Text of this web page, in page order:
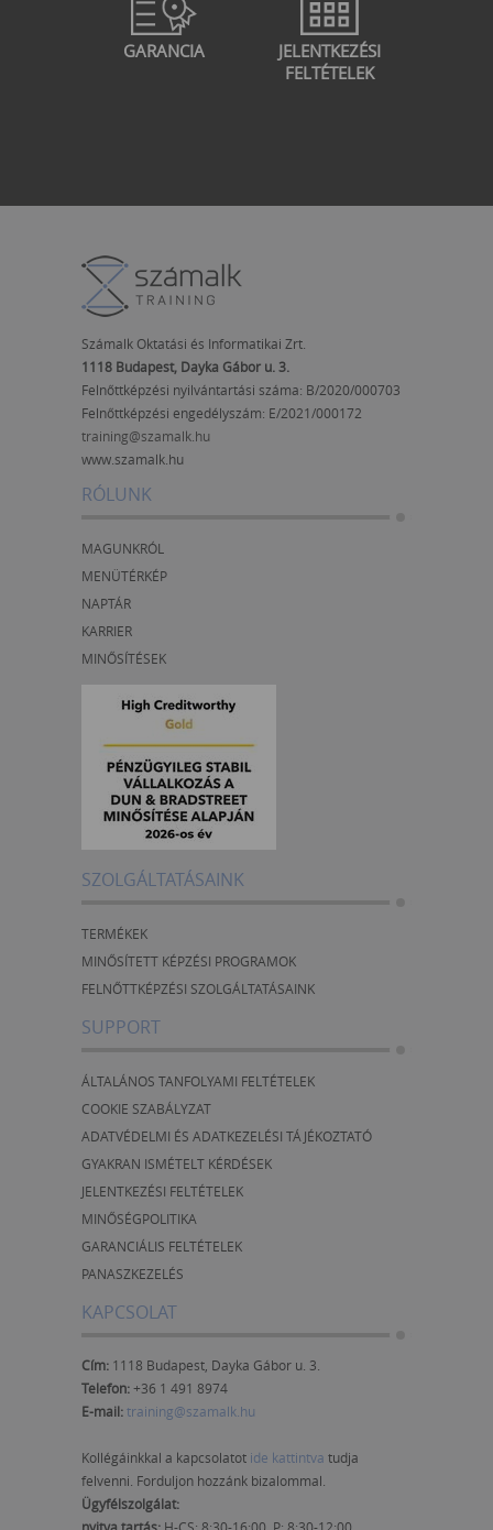
GARANCIA
JELENTKEZÉSI
FELTÉTELEK
Számalk Oktatási és Informatikai Zrt.
1118 Budapest, Dayka Gábor u. 3.
Felnőttképzési nyilvántartási száma: B/2020/000703
Felnőttképzési engedélyszám: E/2021/000172
training@szamalk.hu
www.szamalk.hu
RÓLUNK
MAGUNKRÓL
MENÜTÉRKÉP
NAPTÁR
KARRIER
MINŐSÍTÉSEK
SZOLGÁLTATÁSAINK
TERMÉKEK
MINŐSÍTETT KÉPZÉSI PROGRAMOK
FELNŐTTKÉPZÉSI SZOLGÁLTATÁSAINK
SUPPORT
ÁLTALÁNOS TANFOLYAMI FELTÉTELEK
COOKIE SZABÁLYZAT
ADATVÉDELMI ÉS ADATKEZELÉSI TÁJÉKOZTATÓ
GYAKRAN ISMÉTELT KÉRDÉSEK
JELENTKEZÉSI FELTÉTELEK
MINŐSÉGPOLITIKA
GARANCIÁLIS FELTÉTELEK
PANASZKEZELÉS
KAPCSOLAT
Cím: 1118 Budapest, Dayka Gábor u. 3.
Telefon:+36 1 491 8974
E-mail:training@szamalk.hu
Kollégáinkkal a kapcsolatot ide kattintva tudja
felvenni. Forduljon hozzánk bizalommal.
Ügyfélszolgálat: